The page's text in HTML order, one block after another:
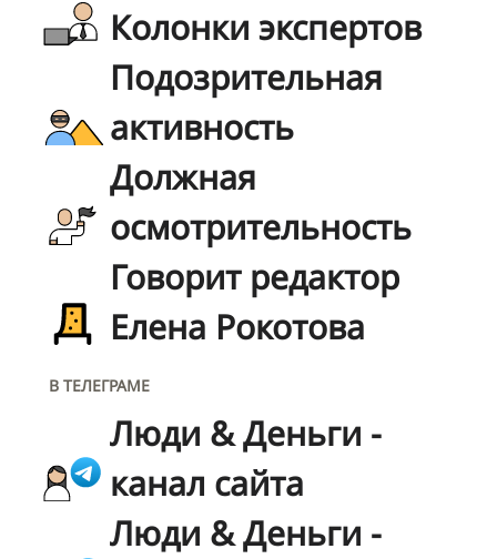
Колонки экспертов
Подозрительная
активность
Должная
осмотрительность
Говорит редактор
Елена Рокотова
В ТЕЛЕГРАМЕ
Люди & Деньги -
канал сайта
Люди & Деньги -